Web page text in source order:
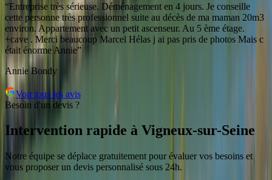
“Entreprise très sérieuse. Déménagement en 4 jours. Je conseille
cette personne très professionnel suite au décès de ma maman 20m3
environ. Appartement avec un petit ascenseur. Au 5 ème étage.
+cave . Merci beaucoup Marcel Hélas j ai pas pris de photos Mais c
était énorme Annie”
Annie Bondy
Voir tous les avis
Besoin d'un devis ?
Intervention rapide à Vigneux-sur-Seine
Notre équipe se déplace gratuitement pour évaluer vos besoins et
vous proposer un devis personnalisé sous 24h.